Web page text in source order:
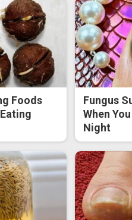
Foods
Fungus
When
Night